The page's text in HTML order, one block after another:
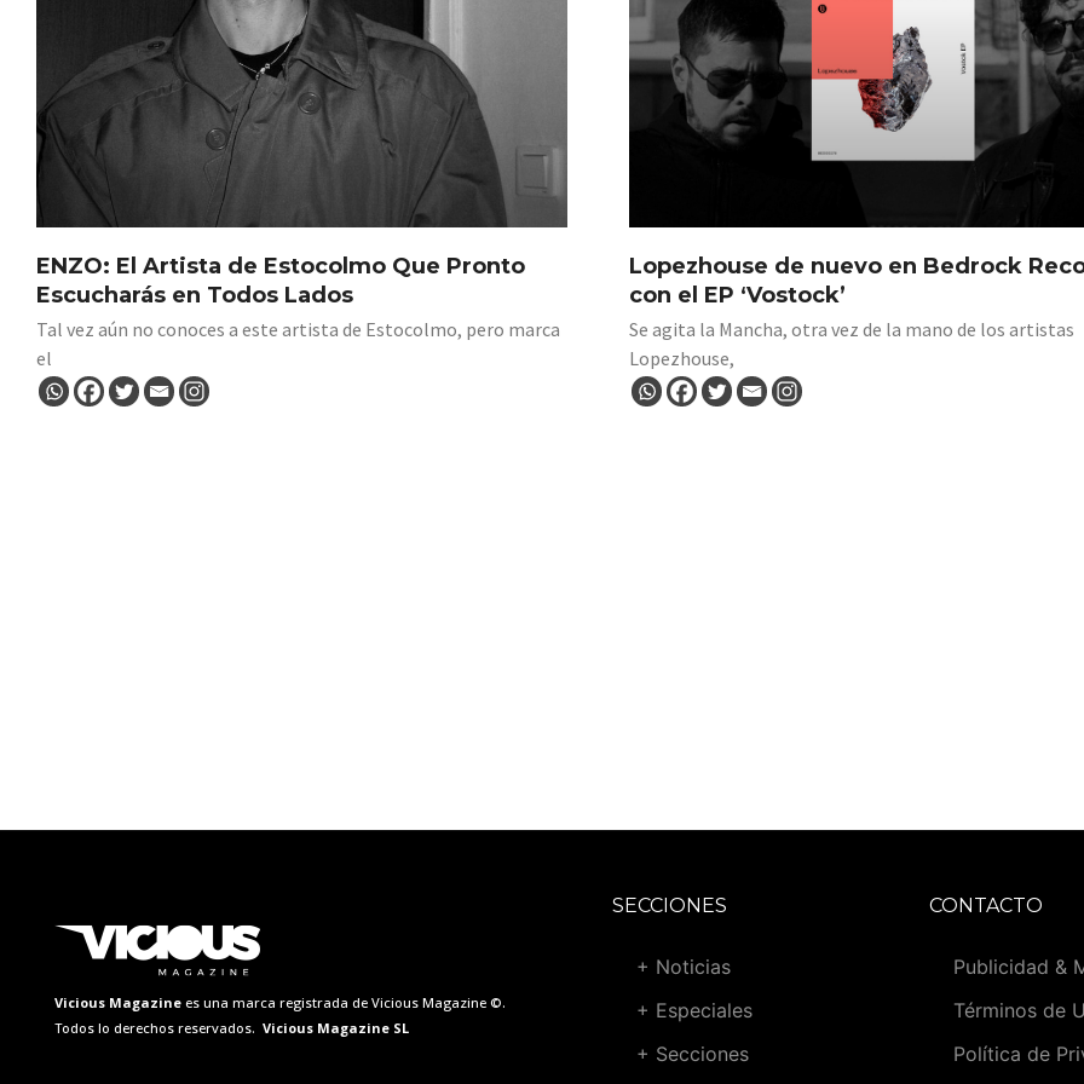
ENZO: El Artista de Estocolmo Que Pronto
Escucharás en Todos Lados
Tal vez aún no conoces a este artista de Estocolmo, pero marca
el
Lopezhouse de nuevo en Bedrock
con el EP ‘Vostock’
Se agita la Mancha, otra vez de la mano de los artistas
Lopezhouse,
Vicious Magazine es una marca registrada de Vicious Magazine ©.
Todos lo derechos reservados. Vicious Magazine SL
SECCIONES
+ Noticias
+ Especiales
+ Secciones
CONTACTO
Publicidad &
Términos de
Política de